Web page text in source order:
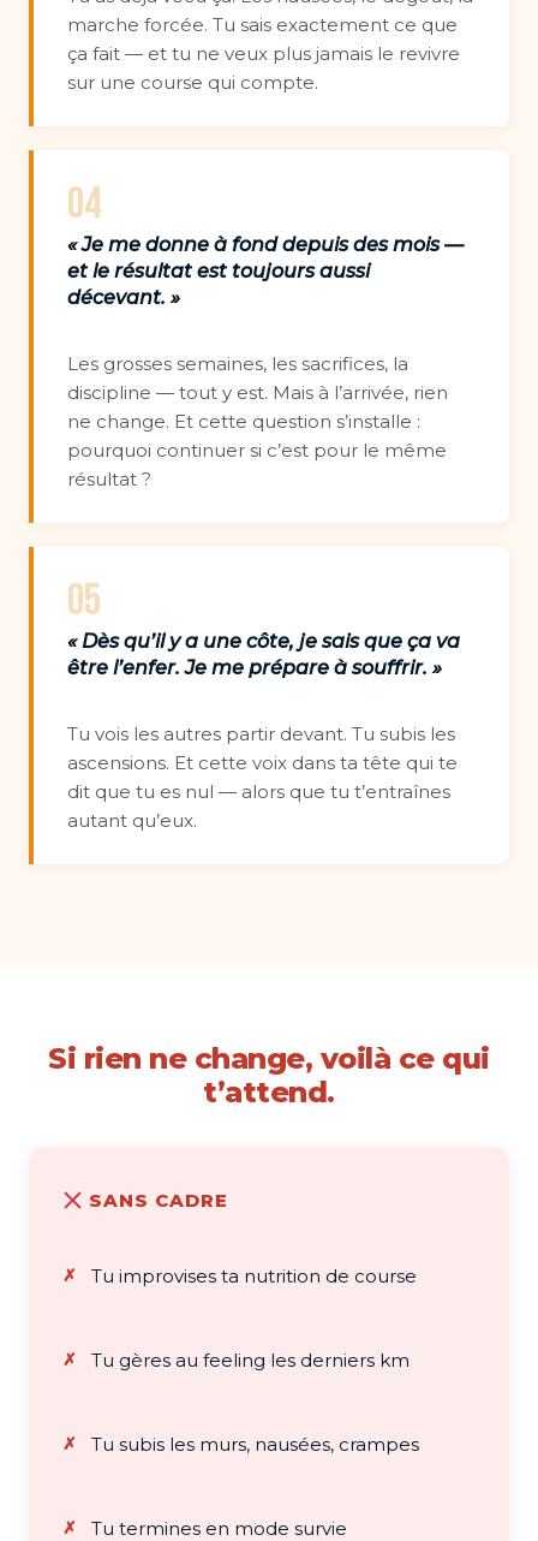
marche forcée. Tu sais exactement ce que
ça fait — et tu ne veux plus jamais le revivre
sur une course qui compte.
04
« Je me donne à fond depuis des mois —
et le résultat est toujours aussi
décevant. »
Les grosses semaines, les sacrifices, la
discipline — tout y est. Mais à l’arrivée, rien
ne change. Et cette question s’installe :
pourquoi continuer si c’est pour le même
résultat ?
05
« Dès qu’il y a une côte, je sais que ça va
être l’enfer. Je me prépare à souffrir. »
Tu vois les autres partir devant. Tu subis les
ascensions. Et cette voix dans ta tête qui te
dit que tu es nul — alors que tu t’entraînes
autant qu’eux.
Si rien ne change, voilà ce qui
t’attend.
SANS CADRE
Tu improvises ta nutrition de course
Tu gères au feeling les derniers km
Tu subis les murs, nausées, crampes
Tu termines en mode survie